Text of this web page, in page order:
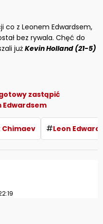
co z Leonem Edwardsem,
bez rywala. Chęć do
jużKevin Holland (21-5)
zastąpić
Edwardsem
Chimaev #Leon